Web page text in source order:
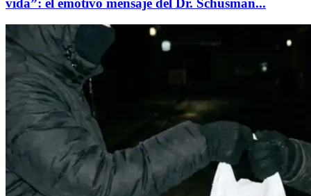
vida”: el emotivo mensaje del Dr. Schusman...